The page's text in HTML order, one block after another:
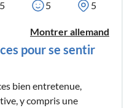
5 5 5
Montrer allemand
pour se sentir
bien entretenue,
y compris une